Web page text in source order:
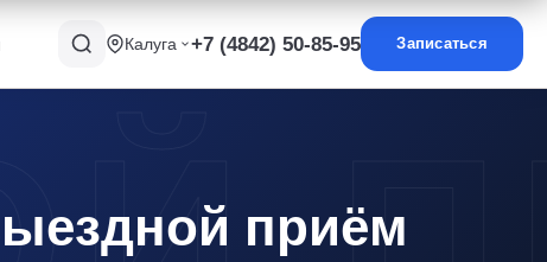
Калуга +7 (4842) 50-85-95 Записаться
приём